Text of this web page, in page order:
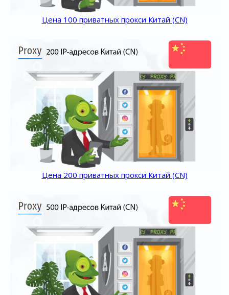
Цена 100 приватных прокси Китай (CN)
Цена 200 приватных прокси Китай (CN)